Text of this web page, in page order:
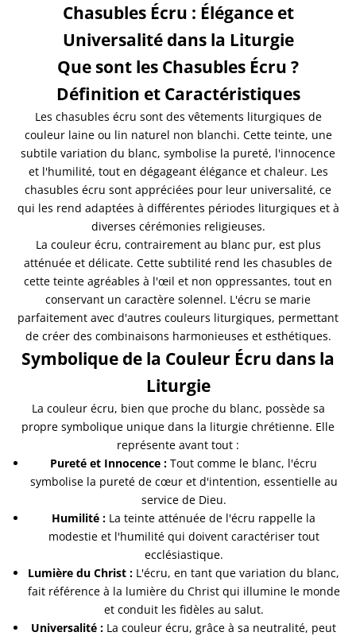
Chasubles Écru : Élégance et
Universalité dans la Liturgie
Que sont les Chasubles Écru ?
Définition et Caractéristiques
Les chasubles écru sont des vêtements liturgiques de
couleur laine ou lin naturel non blanchi. Cette teinte, une
subtile variation du blanc, symbolise la pureté, l'innocence
et l'humilité, tout en dégageant élégance et chaleur. Les
chasubles écru sont appréciées pour leur universalité, ce
qui les rend adaptées à différentes périodes liturgiques et à
diverses cérémonies religieuses.
La couleur écru, contrairement au blanc pur, est plus
atténuée et délicate. Cette subtilité rend les chasubles de
cette teinte agréables à l'œil et non oppressantes, tout en
conservant un caractère solennel. L'écru se marie
parfaitement avec d'autres couleurs liturgiques, permettant
de créer des combinaisons harmonieuses et esthétiques.
Symbolique de la Couleur Écru dans la
Liturgie
La couleur écru, bien que proche du blanc, possède sa
propre symbolique unique dans la liturgie chrétienne. Elle
représente avant tout :
Pureté et Innocence : Tout comme le blanc, l'écru
symbolise la pureté de cœur et d'intention, essentielle au
service de Dieu.
Humilité : La teinte atténuée de l'écru rappelle la
modestie et l'humilité qui doivent caractériser tout
ecclésiastique.
Lumière du Christ : L'écru, en tant que variation du blanc,
fait référence à la lumière du Christ qui illumine le monde
et conduit les fidèles au salut.
Universalité : La couleur écru, grâce à sa neutralité, peut